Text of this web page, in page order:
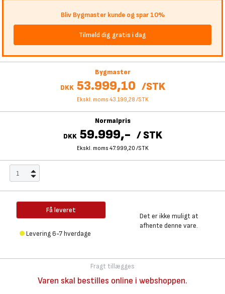
Bliv Bygmaster kunde og spar 10%
Tilmeld dig gratis i dag
Bygmaster
DKK 53.999,10 /STK
Ekskl. moms 43.199,28 /STK
Normalpris
DKK 59.999,- / STK
Ekskl. moms 47.999,20 /STK
Få leveret
Levering 6-7 hverdage
Det er ikke muligt at
afhente denne vare.
Fragt tillægges
Varen skal bestilles online i webshoppen.